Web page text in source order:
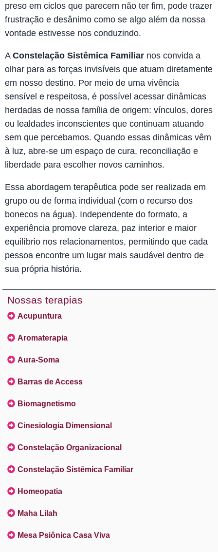
preso em ciclos que parecem não ter fim, pode trazer
frustração e desânimo como se algo além da nossa
vontade estivesse nos conduzindo.
A Constelação Sistêmica Familiar nos convida a
olhar para as forças invisíveis que atuam diretamente
em nosso destino. Por meio de uma vivência
sensível e respeitosa, é possível acessar dinâmicas
herdadas de nossa família de origem: vínculos, dores
ou lealdades inconscientes que continuam atuando
sem que percebamos. Quando essas dinâmicas vêm
à luz, abre-se um espaço de cura, reconciliação e
liberdade para escolher novos caminhos.
Essa abordagem terapêutica pode ser realizada em
grupo ou de forma individual (com o recurso dos
bonecos na água). Independente do formato, a
experiência promove clareza, paz interior e maior
equilíbrio nos relacionamentos, permitindo que cada
pessoa encontre um lugar mais saudável dentro de
sua própria história.
Nossas terapias
Acupuntura
Aromaterapia
Aura-Soma
Barras de Access
Biomagnetismo
Cinesiologia Dimensional
Constelação Organizacional
Constelação Sistêmica Familiar
Homeopatia
Maha Lilah
Mesa Psiônica Casa Viva